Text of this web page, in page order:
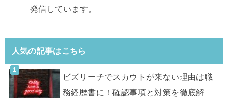
発信しています。
人気の記事はこちら
ビズリーチでスカウトが来ない理由は職
務経歴書に！確認事項と対策を徹底解